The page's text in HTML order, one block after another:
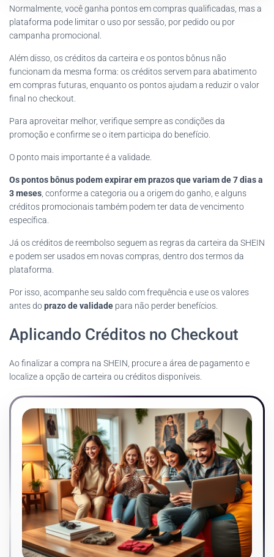
Normalmente, você ganha pontos em compras qualificadas, mas a
plataforma pode limitar o uso por sessão, por pedido ou por
campanha promocional.
Além disso, os créditos da carteira e os pontos bônus não
funcionam da mesma forma: os créditos servem para abatimento
em compras futuras, enquanto os pontos ajudam a reduzir o valor
final no checkout.
Para aproveitar melhor, verifique sempre as condições da
promoção e confirme se o item participa do benefício.
O ponto mais importante é a validade.
Os pontos bônus podem expirar em prazos que variam de 7 dias a
3 meses , conforme a categoria ou a origem do ganho, e alguns
créditos promocionais também podem ter data de vencimento
específica.
Já os créditos de reembolso seguem as regras da carteira da SHEIN
e podem ser usados em novas compras, dentro dos termos da
plataforma.
Por isso, acompanhe seu saldo com frequência e use os valores
antes doprazo de validade para não perder benefícios.
Aplicando Créditos no Checkout
Ao finalizar a compra na SHEIN, procure a área de pagamento e
localize a opção de carteira ou créditos disponíveis.